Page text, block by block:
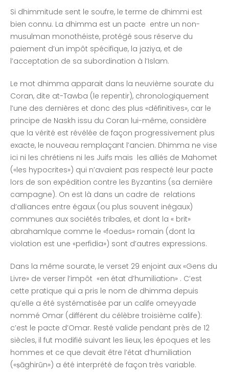
Si dhimmitude sent le soufre, le terme de dhimmi est
bien connu. La dhimma est un pacte entre un non-
musulman monothéiste, protégé sous réserve du
paiement d’un impôt spécifique, la jaziya, et de
l’acceptation de sa subordination à l’Islam.
Le mot dhimma apparait dans la neuvième sourate du
Coran, dite at-Tawba (le repentir), chronologiquement
l’une des dernières et donc des plus «définitives», car le
principe de Naskh issu du Coran lui-même, considère
que la vérité est révélée de façon progressivement plus
exacte, le nouveau remplaçant l’ancien. Dhimma ne vise
ici ni les chrétiens ni les Juifs mais les alliés de Mahomet
(«les hypocrites») qui n’avaient pas respecté leur pacte
lors de son expédition contre les Byzantins (sa dernière
campagne). On est là dans un cadre de relations
d’alliances entre égaux (ou plus souvent inégaux)
communes aux sociétés tribales, et dont la « brit»
abrahamlque comme le «foedus» romain (dont la
violation est une «perfidia») sont d’autres expressions.
Dans la même sourate, le verset 29 enjoint aux «Gens du
Livre» de verser l’impôt «en état d’humiliation» . C’est
cette pratique qui a pris le nom de dhimma depuis
qu’elle a été systématisée par un calife omeyyade
nommé Omar (différent du célèbre troisième calife):
c’est le pacte d’Omar. Resté valide pendant près de 12
siècles, il fut modifié suivant les lieux, les époques et les
hommes et ce que devait être l’état d’humiliation
(«ṣāghirūn») a été interprété de façon très variable.